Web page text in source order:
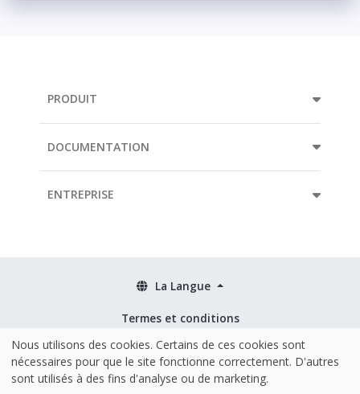
PRODUIT
DOCUMENTATION
ENTREPRISE
Termes et conditions
Stratégies
Sécurité & ISO 27001
La Langue
Nous utilisons des cookies. Certains de ces cookies sont
nécessaires pour que le site fonctionne correctement. D'autres
sont utilisés à des fins d'analyse ou de marketing.